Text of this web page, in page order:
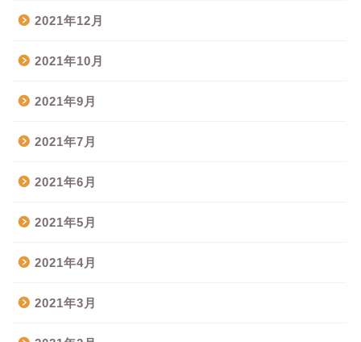
2021年12月
2021年10月
2021年9月
2021年7月
2021年6月
2021年5月
2021年4月
2021年3月